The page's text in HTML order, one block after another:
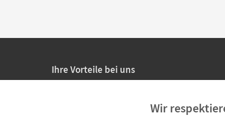
Ihre Vorteile bei uns
Persönliche Angebote für Lehrkräfte
Wir